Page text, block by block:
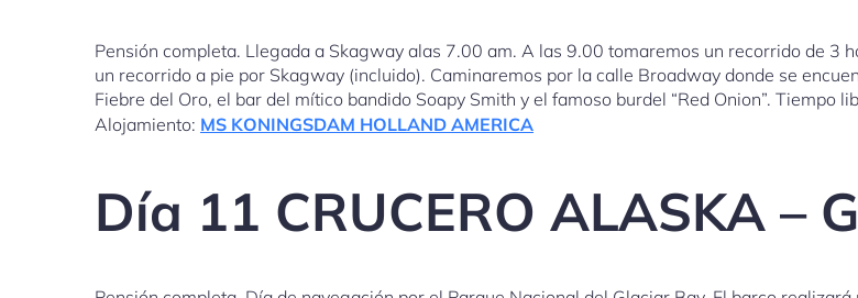
Pensión completa. Llegada a Skagway alas 7.00 am. A las 9.00 tomaremos un recorrido de 3
un recorrido a pie por Skagway (incluido). Caminaremos por la calle Broadway donde se
Fiebre del Oro, el bar del mítico bandido Soapy Smith y el famoso burdel “Red Onion”. Tiempo
Alojamiento: MS KONINGSDAM HOLLAND AMERICA
Día 11 CRUCERO ALASKA –